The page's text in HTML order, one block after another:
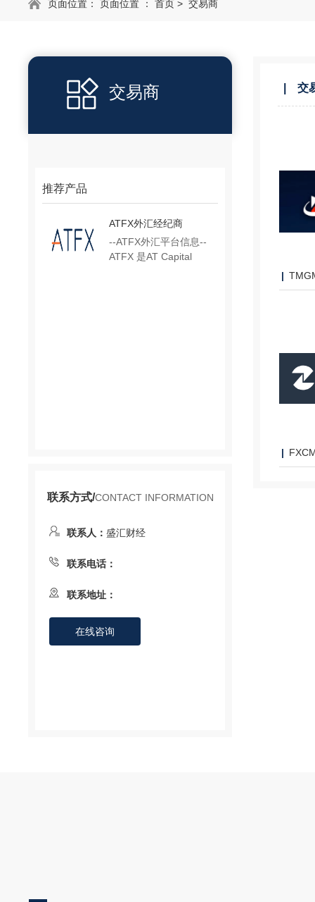
页面位置： 页面位置 ： 首页 > 交易商
交易商
推荐产品
ATFX外汇经纪商
--ATFX外汇平台信息--
ATFX 是AT Capital
联系方式/CONTACT INFORMATION
联系人： 盛汇财经
联系电话：
联系地址：
在线咨询
交